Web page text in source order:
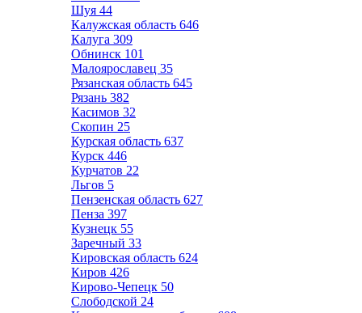
Шуя 44
Калужская область 646
Калуга 309
Обнинск 101
Малоярославец 35
Рязанская область 645
Рязань 382
Касимов 32
Скопин 25
Курская область 637
Курск 446
Курчатов 22
Льгов 5
Пензенская область 627
Пенза 397
Кузнецк 55
Заречный 33
Кировская область 624
Киров 426
Кирово-Чепецк 50
Слободской 24